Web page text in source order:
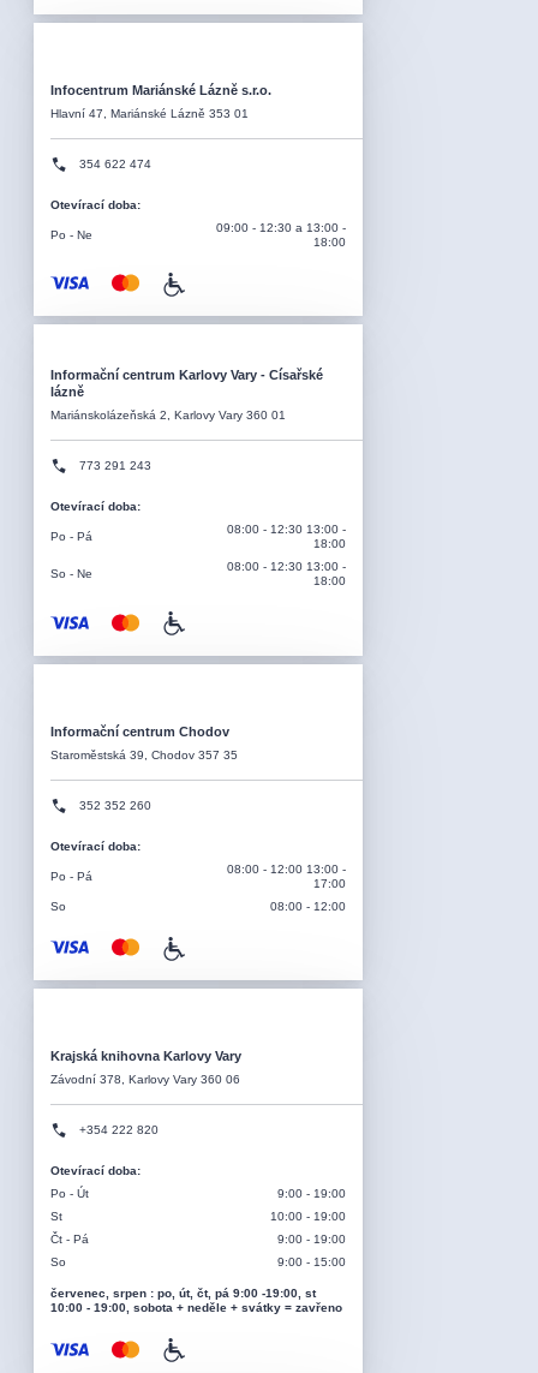
Infocentrum Mariánské Lázně s.r.o.
Hlavní 47, Mariánské Lázně 353 01
354 622 474
Otevírací doba:
Po - Ne
09:00 - 12:30 a 13:00 -
18:00
Informační centrum Karlovy Vary - Císařské
lázně
Mariánskolázeňská 2, Karlovy Vary 360 01
773 291 243
Otevírací doba:
Po - Pá
08:00 - 12:30 13:00 -
18:00
So - Ne
08:00 - 12:30 13:00 -
18:00
Informační centrum Chodov
Staroměstská 39, Chodov 357 35
352 352 260
Otevírací doba:
Po - Pá
08:00 - 12:00 13:00 -
17:00
So
08:00 - 12:00
Krajská knihovna Karlovy Vary
Závodní 378, Karlovy Vary 360 06
+354 222 820
Otevírací doba:
Po - Út
9:00 - 19:00
St
10:00 - 19:00
Čt - Pá
9:00 - 19:00
So
9:00 - 15:00
červenec, srpen : po, út, čt, pá 9:00 -19:00, st
10:00 - 19:00, sobota + neděle + svátky = zavřeno